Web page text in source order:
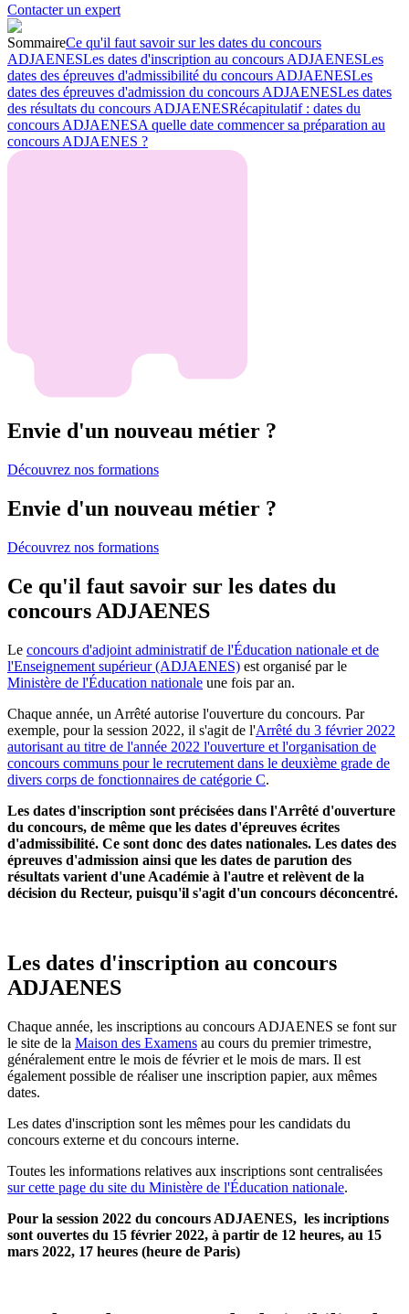
Contacter un expert
SommaireCe qu'il faut savoir sur les dates du concours
ADJAENESLes dates d'inscription au concours ADJAENESLes
dates des épreuves d'admissibilité du concours ADJAENESLes
dates des épreuves d'admission du concours ADJAENESLes dates
des résultats du concours ADJAENESRécapitulatif : dates du
concours ADJAENESA quelle date commencer sa préparation au
concours ADJAENES ?
Envie d'un nouveau métier ?
Découvrez nos formations
Envie d'un nouveau métier ?
Découvrez nos formations
Ce qu'il faut savoir sur les dates du
concours ADJAENES
Le concours d'adjoint administratif de l'Éducation nationale et de
l'Enseignement supérieur (ADJAENES) est organisé par le
Ministère de l'Éducation nationale une fois par an.
Chaque année, un Arrêté autorise l'ouverture du concours. Par
exemple, pour la session 2022, il s'agit de l'Arrêté du 3 février 2022
autorisant au titre de l'année 2022 l'ouverture et l'organisation de
concours communs pour le recrutement dans le deuxième grade de
divers corps de fonctionnaires de catégorie C.
Les dates d'inscription sont précisées dans l'Arrêté d'ouverture
du concours, de même que les dates d'épreuves écrites
d'admissibilité. Ce sont donc des dates nationales. Les dates des
épreuves d'admission ainsi que les dates de parution des
résultats varient d'une Académie à l'autre et relèvent de la
décision du Recteur, puisqu'il s'agit d'un concours déconcentré.
Les dates d'inscription au concours
ADJAENES
Chaque année, les inscriptions au concours ADJAENES se font sur
le site de la Maison des Examens au cours du premier trimestre,
généralement entre le mois de février et le mois de mars. Il est
également possible de réaliser une inscription papier, aux mêmes
dates.
Les dates d'inscription sont les mêmes pour les candidats du
concours externe et du concours interne.
Toutes les informations relatives aux inscriptions sont centralisées
sur cette page du site du Ministère de l'Éducation nationale.
Pour la session 2022 du concours ADJAENES, les incriptions
sont ouvertes du 15 février 2022, à partir de 12 heures, au 15
mars 2022, 17 heures (heure de Paris)